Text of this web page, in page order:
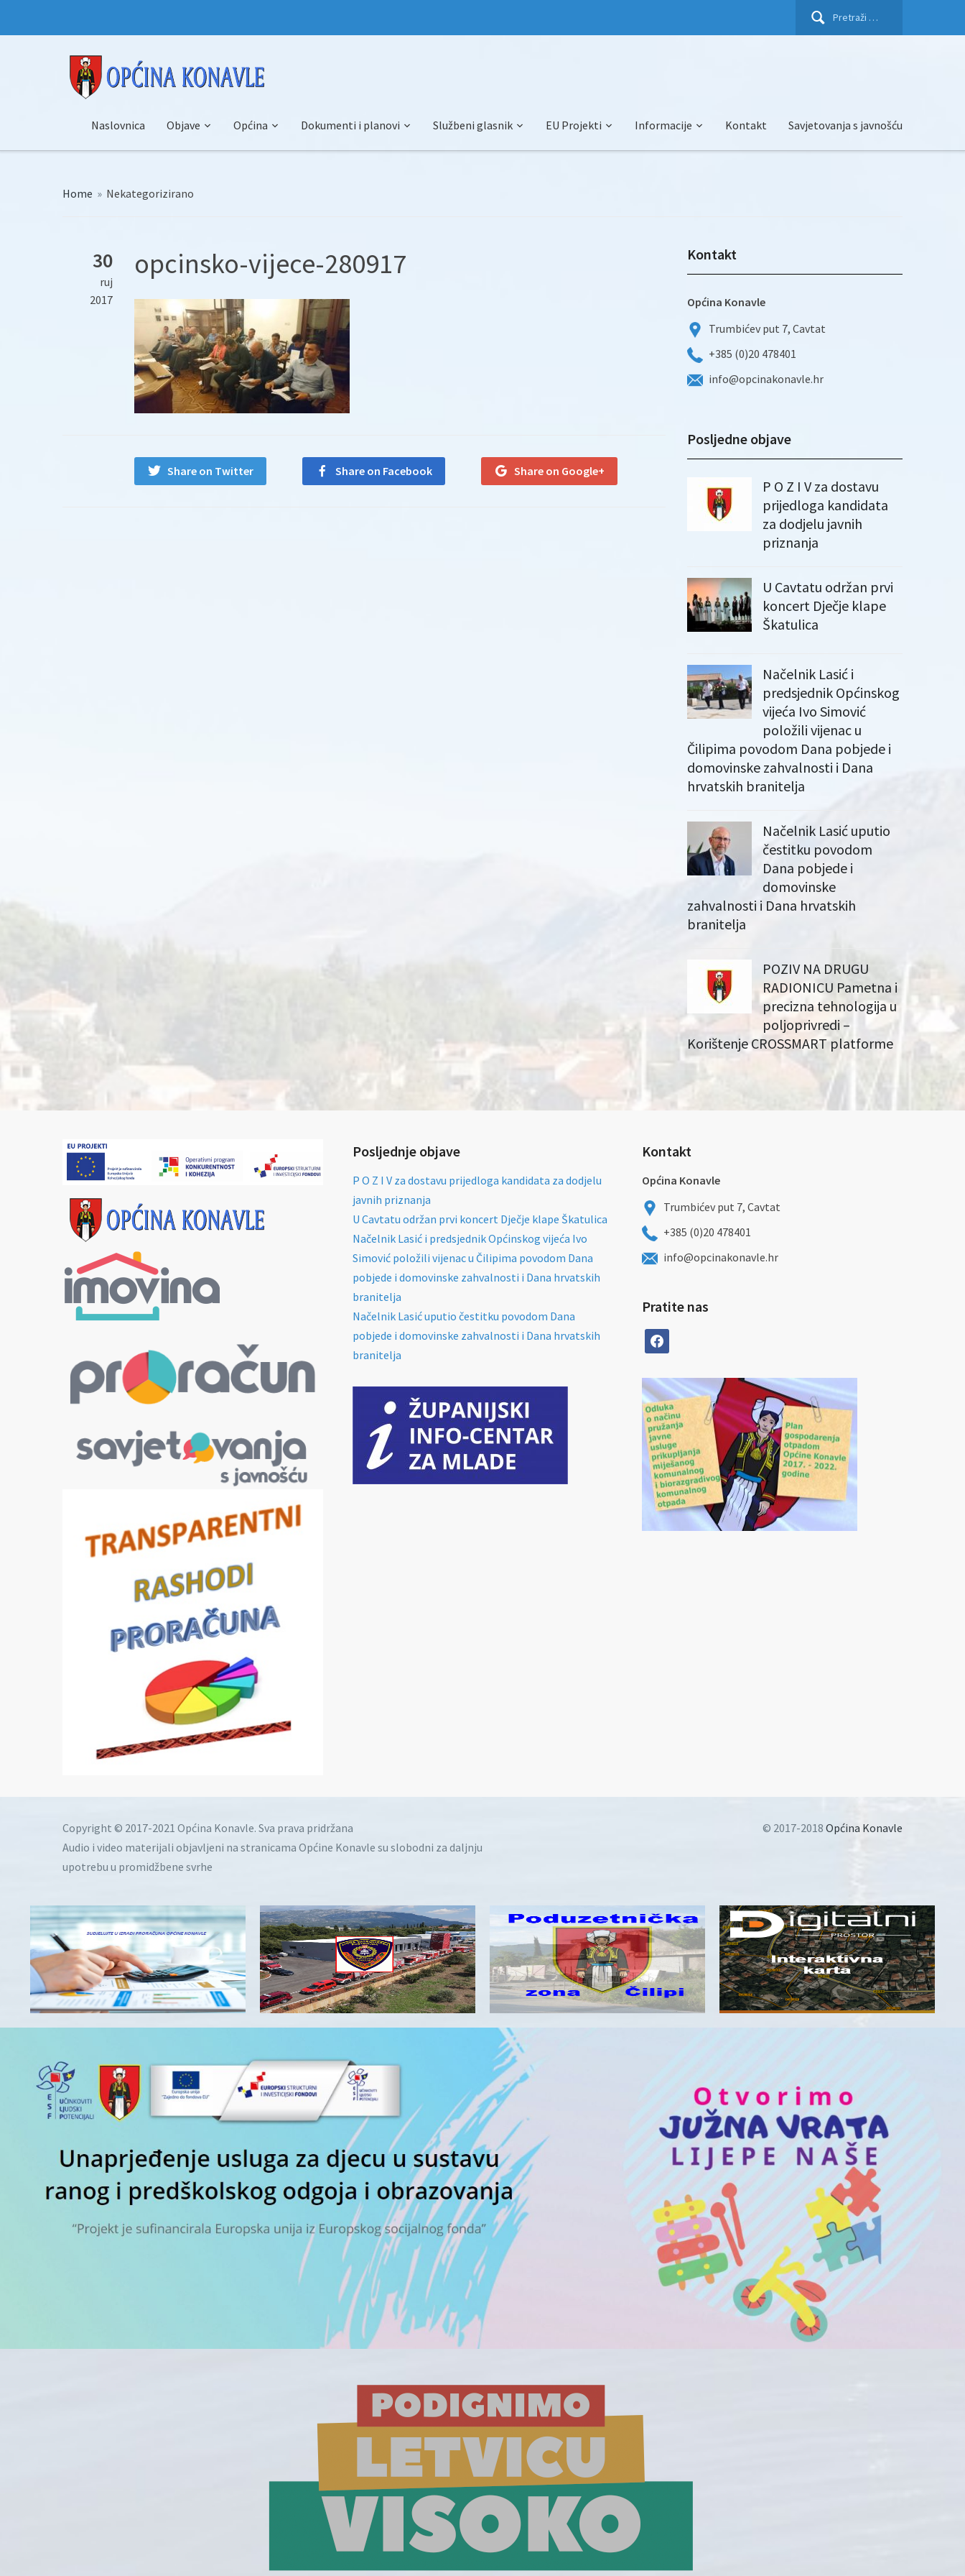
Pretraži:
Naslovnica Objave Općina Dokumenti i planovi Službeni glasnik EU Projekti Informacije Kontakt Savjetovanja s javnošću
Home » Nekategorizirano
30
ruj
2017
opcinsko-vijece-280917
Share on Twitter Share on Facebook Share on Google+
Kontakt
Općina Konavle
Trumbićev put 7, Cavtat
+385 (0)20 478401
info@opcinakonavle.hr
Posljedne objave
P O Z I V za dostavu
prijedloga kandidata
za dodjelu javnih
priznanja
U Cavtatu održan prvi
koncert Dječje klape
Škatulica
Načelnik Lasić i
predsjednik Općinskog
vijeća Ivo Simović
položili vijenac u
Čilipima povodom Dana pobjede i
domovinske zahvalnosti i Dana
hrvatskih branitelja
Načelnik Lasić uputio
čestitku povodom
Dana pobjede i
domovinske
zahvalnosti i Dana hrvatskih
branitelja
POZIV NA DRUGU
RADIONICU Pametna i
precizna tehnologija u
poljoprivredi –
Korištenje CROSSMART platforme
Posljednje objave
P O Z I V za dostavu prijedloga kandidata za dodjelu
javnih priznanja
U Cavtatu održan prvi koncert Dječje klape Škatulica
Načelnik Lasić i predsjednik Općinskog vijeća Ivo
Simović položili vijenac u Čilipima povodom Dana
pobjede i domovinske zahvalnosti i Dana hrvatskih
branitelja
Načelnik Lasić uputio čestitku povodom Dana
pobjede i domovinske zahvalnosti i Dana hrvatskih
branitelja
Kontakt
Općina Konavle
Trumbićev put 7, Cavtat
+385 (0)20 478401
info@opcinakonavle.hr
Pratite nas
facebook
Copyright © 2017-2021 Općina Konavle. Sva prava pridržana
Audio i video materijali objavljeni na stranicama Općine Konavle su slobodni za daljnju
upotrebu u promidžbene svrhe
© 2017-2018 Općina Konavle